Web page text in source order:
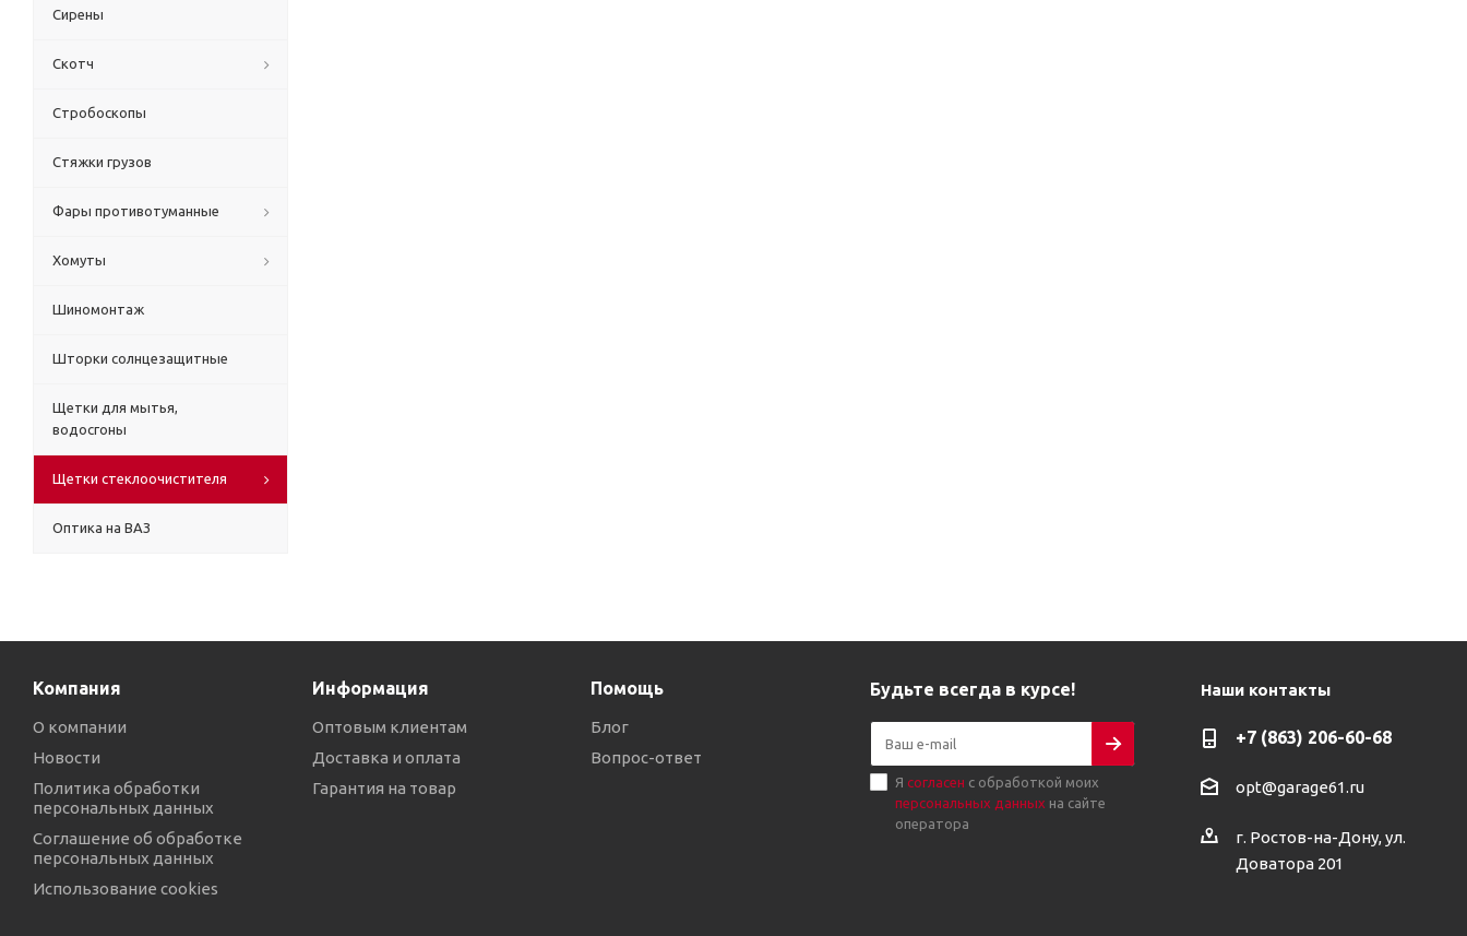
Сирены
Скотч
Стробоскопы
Стяжки грузов
Фары противотуманные
Хомуты
Шиномонтаж
Шторки солнцезащитные
Щетки для мытья,
водосгоны
Щетки стеклоочистителя
Оптика на ВАЗ
Компания
О компании
Новости
Политика обработки
персональных данных
Соглашение об обработке
персональных данных
Использование cookies
Информация
Оптовым клиентам
Доставка и оплата
Гарантия на товар
Помощь
Блог
Вопрос-ответ
Будьте всегда в курсе!
Я согласен с обработкой моих
персональных данных на сайте
оператора
Наши контакты
+7 (863) 206-60-68
opt@garage61.ru
г. Ростов-на-Дону, ул.
Доватора 201